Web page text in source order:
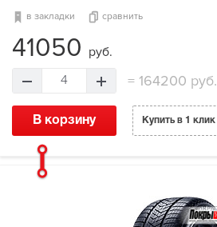
в закладки сравнить
41050 руб.
4 =164200 руб.
В корзину Купить в 1 клик